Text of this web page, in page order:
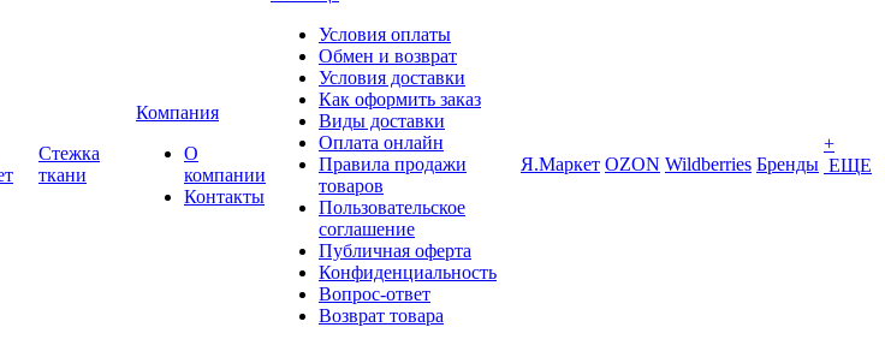
Стежка
ткани
Компания
О
компании
Контакты
Условия оплаты
Обмен и возврат
Условия доставки
Как оформить заказ
Виды доставки
Оплата онлайн
Правила продажи
товаров
Пользовательское
соглашение
Публичная оферта
Конфиденциальность
Вопрос-ответ
Возврат товара
Я.Маркет OZON Wildberries Бренды
+
ЕЩЕ